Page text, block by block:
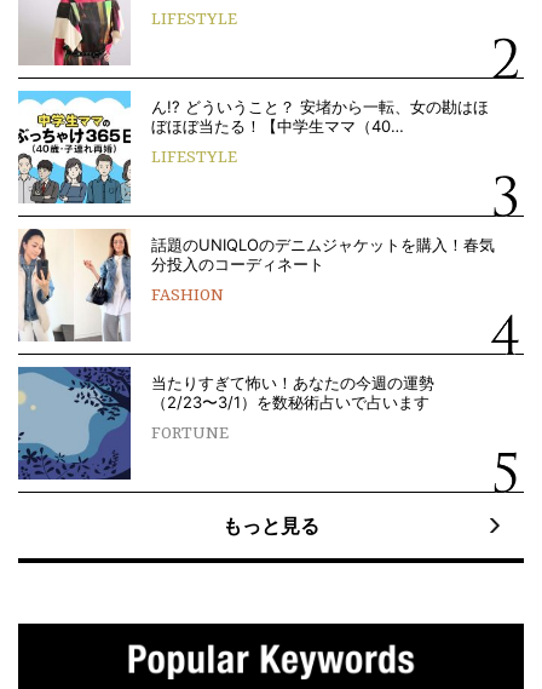
LIFESTYLE
ん!? どういうこと？ 安堵から一転、女の勘はほ
ぼほぼ当たる！【中学生ママ（40…
LIFESTYLE
話題のUNIQLOのデニムジャケットを購入！春気
分投入のコーディネート
FASHION
当たりすぎて怖い！あなたの今週の運勢
（2/23〜3/1）を数秘術占いで占います
FORTUNE
もっと見る